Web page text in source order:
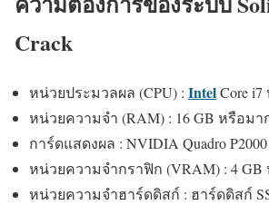
Crack
หน่วยประมวลผล (CPU) : IntelCore
หน่วยความจำ (RAM) : 16 GB หรือมา
การ์ดแสดงผล : NVIDIA Quadro
หน่วยความจำกราฟิก (VRAM) : 4
หน่วยความจำฮาร์ดดิสก์ : ฮาร์ดดิสก์